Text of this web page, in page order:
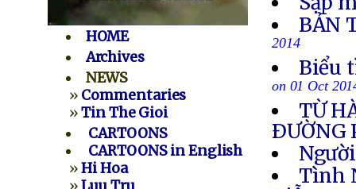
HOME
Archives
NEWS
» Commentaries
»Tin The Gioi
CARTOONS
CARTOONS in English
»Hi Hoa
BẢN
2014
Biểu
on 01 Oct
TỪ
ÐƯỜNG
Tình